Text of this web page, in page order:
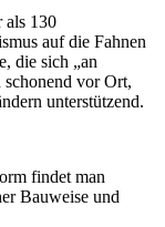
als 130
auf die Fahnen
die sich „an
vor Ort,
unterstützend.
findet man
Bauweise und